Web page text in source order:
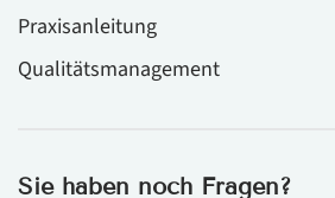
Praxisanleitung
Qualitätsmanagement
Sie haben noch Fragen?